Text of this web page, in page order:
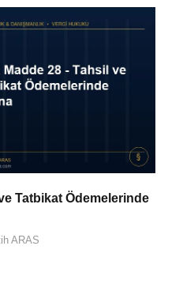
Tatbikat Ödemelerinde
ARAS